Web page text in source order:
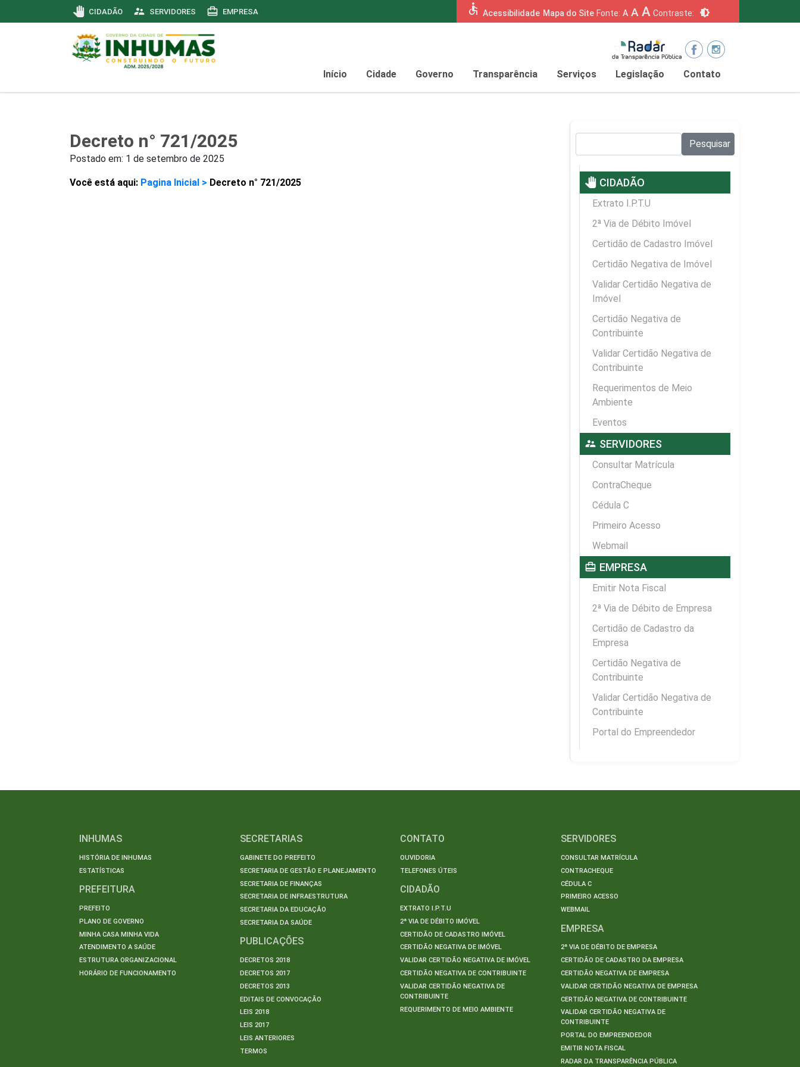
pan_tool CIDADÃO supervisor_account SERVIDORES card_travel EMPRESA accessible Acessibilidade Mapa do Site Fonte: A A A Contraste: brightness_6
Início Cidade Governo Transparência Serviços Legislação Contato
Decreto n° 721/2025
Postado em: 1 de setembro de 2025
Você está aqui: Pagina Inicial > Decreto n° 721/2025
Pesquisar
pan_tool CIDADÃO
Extrato I.P.T.U
2ª Via de Débito Imóvel
Certidão de Cadastro Imóvel
Certidão Negativa de Imóvel
Validar Certidão Negativa de
Imóvel
Certidão Negativa de
Contribuinte
Validar Certidão Negativa de
Contribuinte
Requerimentos de Meio
Ambiente
Eventos
supervisor_account SERVIDORES
Consultar Matrícula
ContraCheque
Cédula C
Primeiro Acesso
Webmail
card_travel EMPRESA
Emitir Nota Fiscal
2ª Via de Débito de Empresa
Certidão de Cadastro da
Empresa
Certidão Negativa de
Contribuinte
Validar Certidão Negativa de
Contribuinte
Portal do Empreendedor
INHUMAS
HISTÓRIA DE INHUMAS
ESTATÍSTICAS
PREFEITURA
PREFEITO
PLANO DE GOVERNO
MINHA CASA MINHA VIDA
ATENDIMENTO A SAÚDE
ESTRUTURA ORGANIZACIONAL
HORÁRIO DE FUNCIONAMENTO
SECRETARIAS
GABINETE DO PREFEITO
SECRETARIA DE GESTÃO E PLANEJAMENTO
SECRETARIA DE FINANÇAS
SECRETARIA DE INFRAESTRUTURA
SECRETARIA DA EDUCAÇÃO
SECRETARIA DA SAÚDE
PUBLICAÇÕES
DECRETOS 2018
DECRETOS 2017
DECRETOS 2013
EDITAIS DE CONVOCAÇÃO
LEIS 2018
LEIS 2017
LEIS ANTERIORES
TERMOS
CONTATO
OUVIDORIA
TELEFONES ÚTEIS
CIDADÃO
EXTRATO I.P.T.U
2ª VIA DE DÉBITO IMÓVEL
CERTIDÃO DE CADASTRO IMÓVEL
CERTIDÃO NEGATIVA DE IMÓVEL
VALIDAR CERTIDÃO NEGATIVA DE IMÓVEL
CERTIDÃO NEGATIVA DE CONTRIBUINTE
VALIDAR CERTIDÃO NEGATIVA DE
CONTRIBUINTE
REQUERIMENTO DE MEIO AMBIENTE
SERVIDORES
CONSULTAR MATRÍCULA
CONTRACHEQUE
CÉDULA C
PRIMEIRO ACESSO
WEBMAIL
EMPRESA
2ª VIA DE DÉBITO DE EMPRESA
CERTIDÃO DE CADASTRO DA EMPRESA
CERTIDÃO NEGATIVA DE EMPRESA
VALIDAR CERTIDÃO NEGATIVA DE EMPRESA
CERTIDÃO NEGATIVA DE CONTRIBUINTE
VALIDAR CERTIDÃO NEGATIVA DE
CONTRIBUINTE
PORTAL DO EMPREENDEDOR
EMITIR NOTA FISCAL
RADAR DA TRANSPARÊNCIA PÚBLICA